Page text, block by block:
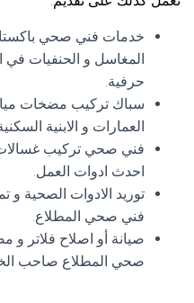
خدمات فني صحي
المغاسل و الحنفيات في
حرفية.
سباك تركيب مضخات
العمارات و الابنية
فني صحي تركيب
احدث ادوات العمل.
توريد الادوات الصحية و
فني صحي المطلاع.
صيانة أو اصلاح فلاتر
صحي المطلاع صاحب